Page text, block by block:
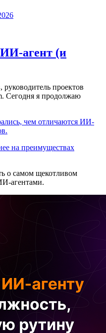
(и
проектов
Сегодня я продолжаю
чем отличаются ИИ-
на преимуществах
о самом щекотливом
агентами.